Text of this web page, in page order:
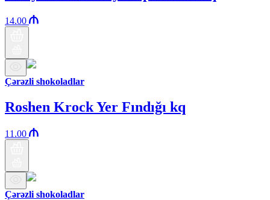
14.00
Çərəzli shokoladlar
Roshen Krock Yer Fındığı kq
11.00
Çərəzli shokoladlar